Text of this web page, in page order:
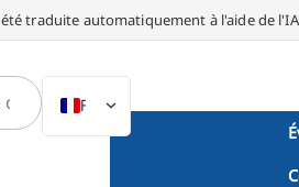
traduite automatiquement à l'aide de
DE